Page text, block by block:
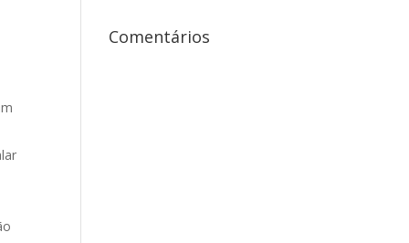
Comentários